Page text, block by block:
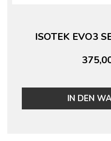
ISOTEK EVO3
IN DEN